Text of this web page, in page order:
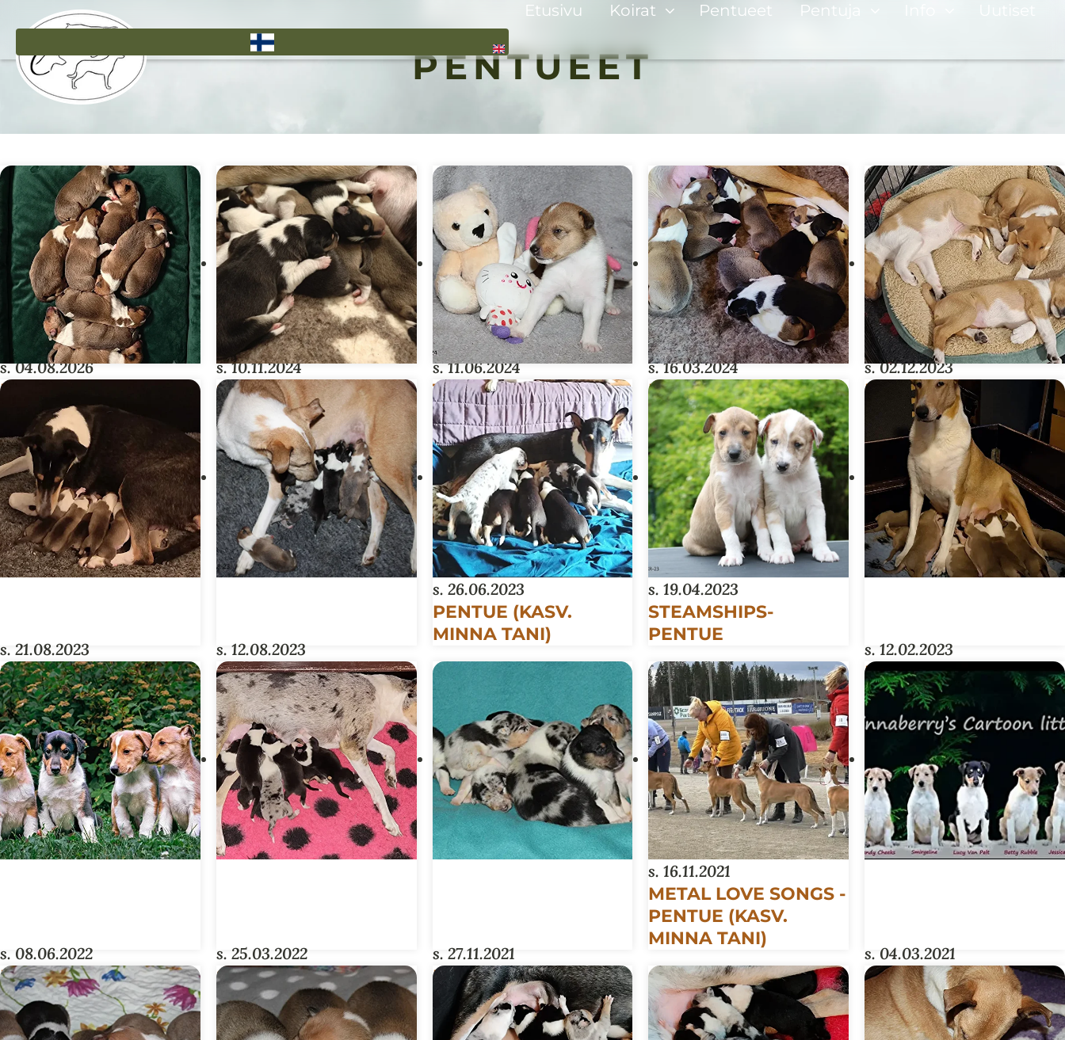
Hyppää
Etusivu Koirat Pentueet Pentuja
PENTUEET
s. 04.08.2026
DAALIAT-PENTUE
s. 10.11.2024
SECRET-PENTUE
s. 11.06.2024
THE FLINTSTONES-
PENTUE
s. 16.03.2024
REAL-PENTUE
s. 02.12.2023
DC HEROINES-
PENTUE (KASV.
RIITTA KORHONEN)
s. 21.08.2023
PEONY-PENTUE
s. 12.08.2023
CHILI-PENTUE
s. 26.06.2023
PENTUE (KASV.
MINNA TANI)
s. 19.04.2023
STEAMSHIPS-
PENTUE
s. 12.02.2023
BIG-PENTUE
s. 08.06.2022
LORDS & LADIES -
PENTUE
s. 25.03.2022
SUN-PENTUE
s. 27.11.2021
DEMONS-PENTUE
s. 16.11.2021
METAL LOVE SONGS -
PENTUE (KASV.
MINNA TANI)
s. 04.03.2021
CARTOON-PENTUE